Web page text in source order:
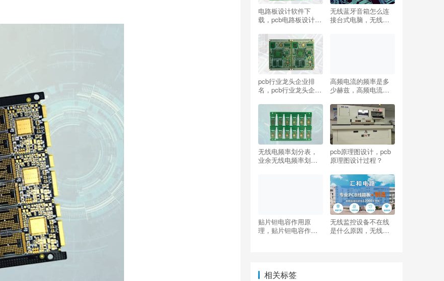
电路板设计软件下
载，pcb电路板设计软
无线蓝牙音箱怎么连
接台式电脑，无线蓝
pcb行业龙头企业排
名，pcb行业龙头企业
高频电流的频率是多
少赫兹，高频电流的
无线电频率划分表，
业余无线电频率划分
pcb原理图设计，pcb
原理图设计过程？
贴片钽电容作用原
理，贴片钽电容作用
无线监控设备不在线
是什么原因，无线监
相关标签